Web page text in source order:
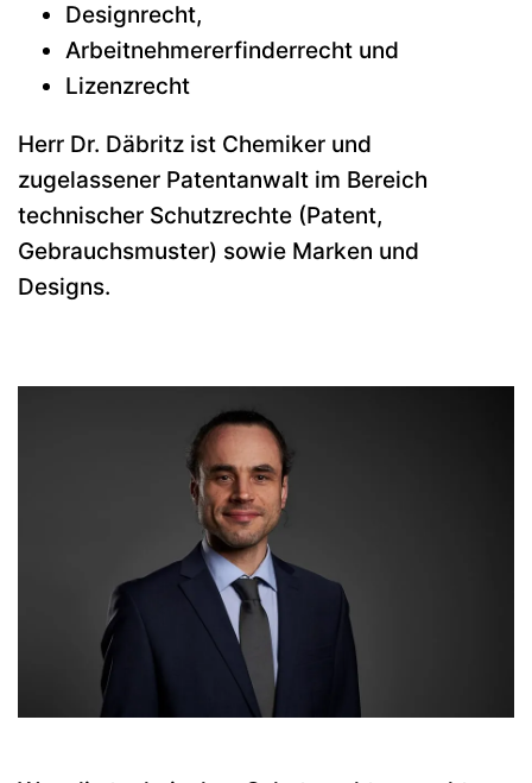
Designrecht,
Arbeitnehmererfinderrecht und
Lizenzrecht
Herr Dr. Däbritz ist Chemiker und
zugelassener Patentanwalt im Bereich
technischer Schutzrechte (Patent,
Gebrauchsmuster) sowie Marken und
Designs.